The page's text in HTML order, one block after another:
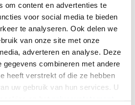
om content en advertenties te
voor social media te bieden
te analyseren. Ook delen we
van onze site met onze
adverteren en analyse. Deze
gegevens combineren met andere
heeft verstrekt of die ze hebben
uw gebruik van hun services. U
van de mooiste verhalen en het
Schrijf u dan nu in voor onze
met onsprivacybeleid.